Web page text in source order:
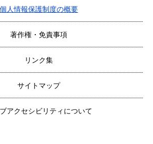
個人情報保護制度の概要
著作権・免責事項
リンク集
サイトマップ
アクセシビリティについて